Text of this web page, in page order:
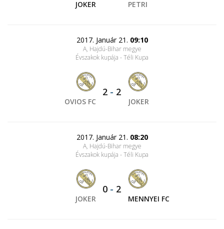
JOKER PETRI
2017. Január 21. 09:10
A, Hajdú-Bihar megye
Évszakok kupája - Téli Kupa
OVIOS FC
2 - 2
JOKER
2017. Január 21. 08:20
A, Hajdú-Bihar megye
Évszakok kupája - Téli Kupa
JOKER
0 - 2
MENNYEI FC